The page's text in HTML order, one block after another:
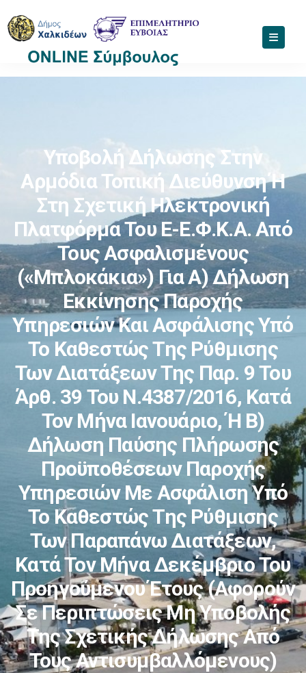
Υποβολή Δήλωσης Στην
Αρμόδια Τοπική Διεύθυνση Ή
Στη Σχετική Ηλεκτρονική
Πλατφόρμα Του E-Ε.Φ.Κ.Α. Από
Τους Ασφαλισμένους
(«μπλοκάκια») Για Α) Δήλωση
Εκκίνησης Παροχής
Υπηρεσιών Και Ασφάλισης Υπό
Το Καθεστώς Της Ρύθμισης
Των Διατάξεων Της Παρ. 9 Του
Άρθ. 39 Του Ν.4387/2016, Κατά
Τον Μήνα Ιανουάριο, Ή Β)
Δήλωση Παύσης Πλήρωσης
Προϋποθέσεων Παροχής
Υπηρεσιών Με Ασφάλιση Υπό
Το Καθεστώς Της Ρύθμισης
Των Παραπάνω Διατάξεων,
Κατά Τον Μήνα Δεκέμβριο Του
Προηγούμενου Έτους (αφορούν
Σε Περιπτώσεις Μη Υποβολής
Της Σχετικής Δήλωσης Από
Τους Αντισυμβαλλόμενους)